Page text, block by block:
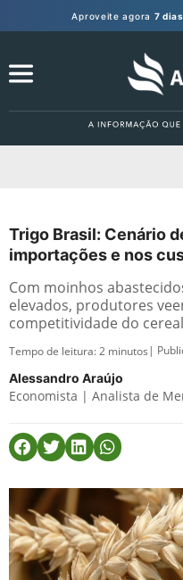
Aproveite agora 7
Trigo Brasil: Cenário
importações e nos
Com moinhos
elevados, produtores
competitividade do
Tempo de leitura:2 minutos |
Alessandro Araújo
Economista | Analista de